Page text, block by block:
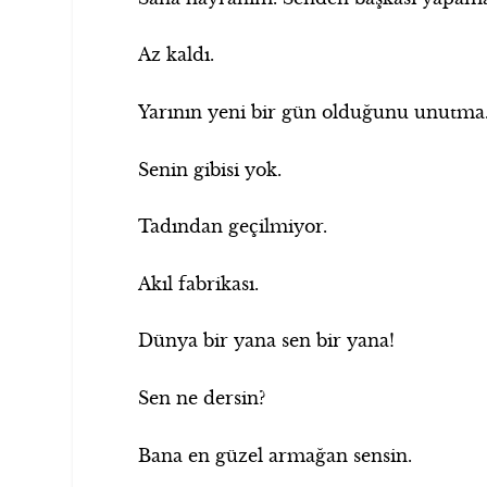
Az kaldı.
Yarının yeni bir gün olduğunu
Senin gibisi yok.
Tadından geçilmiyor.
Akıl fabrikası.
Dünya bir yana sen bir yana!
Sen ne dersin?
Bana en güzel armağan sensin.